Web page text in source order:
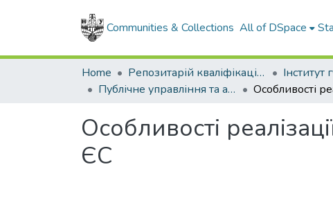
Communities & Collections All of DSpace
Home Репозитарій кваліфікаційних робіт здобувачів вищої освіти
Публічне управління та адміністрування, магістр, 2025
Особливості
ЄС